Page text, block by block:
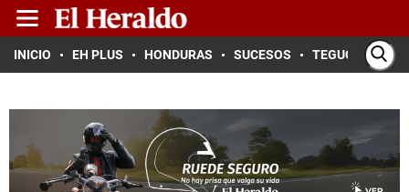
INICIO EH PLUS HONDURAS SUCESOS TEGUCIGALPA